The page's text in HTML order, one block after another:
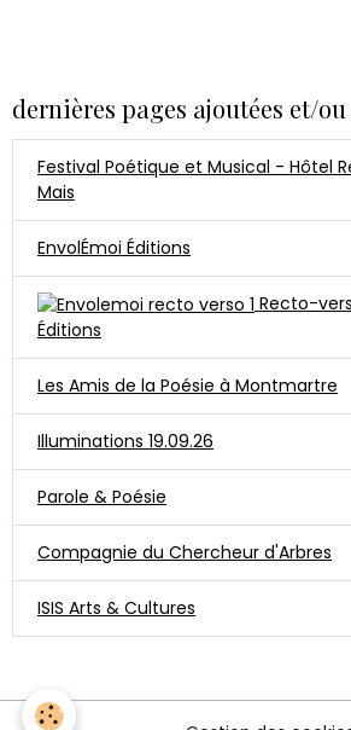
dernières pages ajoutées et/
Festival Poétique et Musical - Hôtel
Mais
EnvolÉmoi Éditions
Recto-
Éditions
Les Amis de la Poésie à Montmartre
Illuminations 19.09.26
Parole & Poésie
Compagnie du Chercheur d'Arbres
ISIS Arts & Cultures